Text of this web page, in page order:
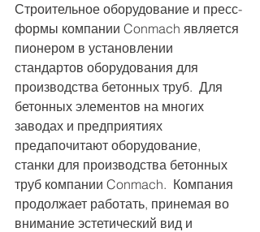
Строительное оборудование и пресс-
формы компании Conmach является
пионером в установлении
стандартов оборудования для
производства бетонных труб.  Для
бетонных элементов на многих
заводах и предприятиях
предапочитают оборудование,
станки для производства бетонных
труб компании Conmach.  Компания
продолжает работать, принемая во
внимание эстетический вид и